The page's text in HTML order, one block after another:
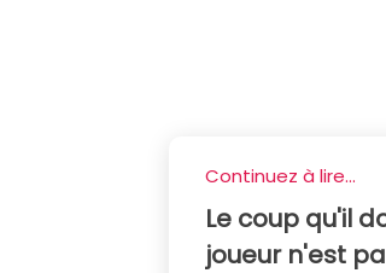
Continuez à lire...
Le coup qu'il
joueur n'est